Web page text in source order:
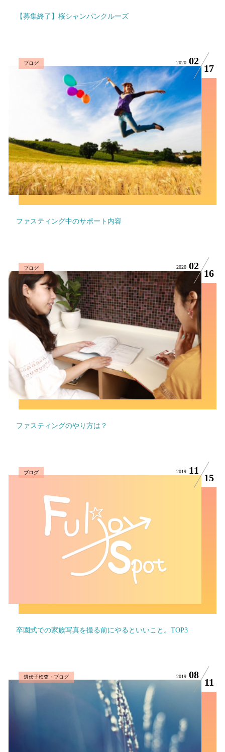
【募集終了】桜シャンパンクルーズ
ブログ 2020 02
17
ファスティング中のサポート内容
ブログ 2020 02
16
ファスティングのやり方は？
ブログ 2019 11
15
卒園式での家族写真を撮る前にやるといいこと。TOP3
遺伝子検査・ブログ 2019 08
11